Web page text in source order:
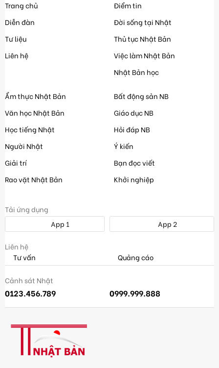
Trang chủ
Diễn đàn
Tư liệu
Liên hệ
Điểm tin
Đời sống tại Nhật
Thủ tục Nhật Bản
Việc làm Nhật Bản
Nhật Bản học
Ẩm thực Nhật Bản
Văn học Nhật Bản
Học tiếng Nhật
Người Nhật
Giải trí
Rao vặt Nhật Bản
Bất động sản NB
Giáo dục NB
Hỏi đáp NB
Ý kiến
Bạn đọc viết
Khởi nghiệp
Tải ứng dụng
App 1
App 2
Liên hệ
Tư vấn
Quảng cáo
Cảnh sát Nhật
0123.456.789 0999.999.888